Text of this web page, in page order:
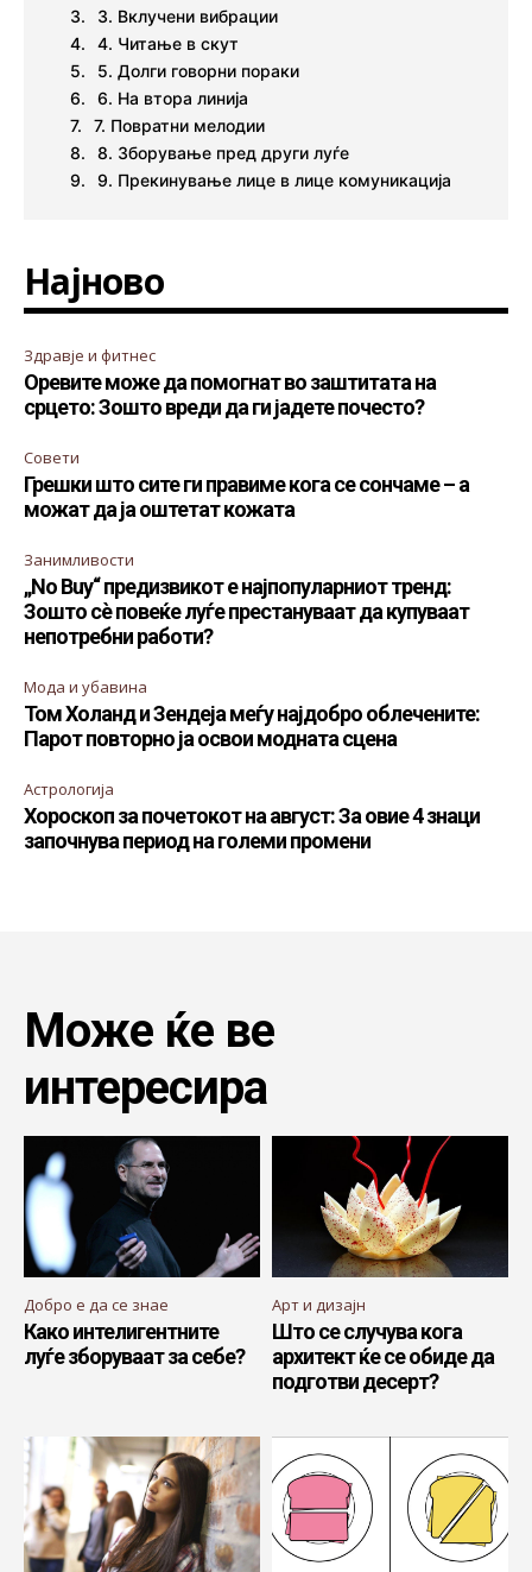
3. Вклучени вибрации
4. Читање в скут
5. Долги говорни пораки
6. На втора линија
7. Повратни мелодии
8. Зборување пред други луѓе
9. Прекинување лице в лице комуникација
Најново
Здравје и фитнес
Оревите може да помогнат во заштитата на
срцето: Зошто вреди да ги јадете почесто?
Совети
Грешки што сите ги правиме кога се сончаме – а
можат да ја оштетат кожата
Занимливости
„No Buy“ предизвикот е најпопуларниот тренд:
Зошто сè повеќе луѓе престануваат да купуваат
непотребни работи?
Мода и убавина
Том Холанд и Зендеја меѓу најдобро облечените:
Парот повторно ја освои модната сцена
Астрологија
Хороскоп за почетокот на август: За овие 4 знаци
започнува период на големи промени
Може ќе ве
интересира
Добро е да се знае
Како интелигентните
луѓе зборуваат за себе?
Арт и дизајн
Што се случува кога
архитект ќе се обиде да
подготви десерт?